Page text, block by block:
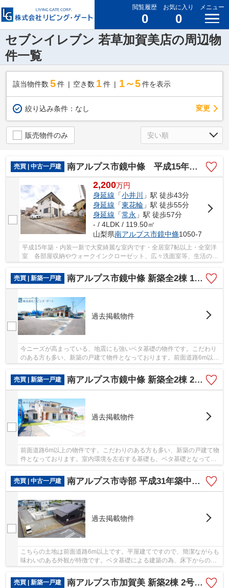
閲覧履歴
0
お気に入り
0
メニュー
セブンイレブン 若草加賀美店の周辺物
件一覧
該当物件数 5件 空き数 1 件 1～5 件を表示
絞り込み条件： なし 変更
販売物件のみ
売買 | 中古一戸建 南アルプス市鏡中條 平成15年築中古戸建 内装一新 車3台
2,200万円
身延線 「小井川
」駅 徒歩43分
身延線 「東花輪 」駅 徒歩55分
身延線 「常永 」駅 徒歩57分
- / 4LDK / 119.50㎡
山梨県南アルプス市鏡中條1050-7
平成15年築・内装一新で大変綺麗な室内です・全居室7帖以上・全室洋
室 各部屋収納やウォークインクローゼット、広々洗面室等、生活のし
売買 | 新築一戸建
南アルプス市鏡中條 新築全2棟 1号棟 南東角地 車並列3台
過去掲載物件
今ニーズが高まっている、地震にも強いベタ基礎の物件です。こだわり
のある方も多い、新築の戸建て物件となっております。前面道路6m以上
売買 | 新築一戸建
南アルプス市鏡中條 新築全2棟 2号棟 南道路 車並列3台
過去掲載物件
前面道路6m以上の物件です。こだわりのある方も多い、新築の戸建て物
件となっております。室内環境を左右する基礎も、ベタ基礎となってい
売買 | 中古一戸建
南アルプス市寺部 平成31年築中古戸建 敷地96坪・3ＬＤＫ
過去掲載物件
こちらの土地は前面道路6m以上です。平屋建てですので、簡潔ながらも
味わいのある外観が特徴です。ベタ基礎による建築の為、床下からの嫌
売買 | 新築一戸建
南アルプス市加賀美 新築2棟 2号棟 73坪南東角地